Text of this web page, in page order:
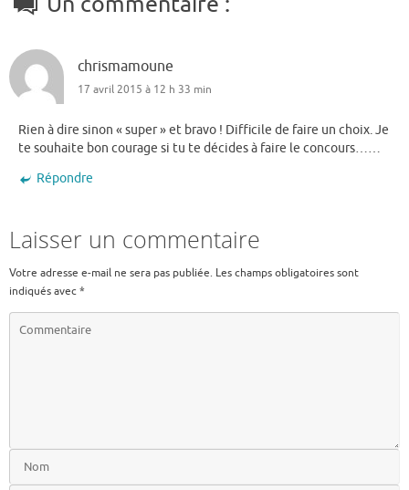
chrismamoune
17 avril 2015 à 12 h 33 min
Rien à dire sinon « super » et bravo ! Difficile de faire un choix. Je
te souhaite bon courage si tu te décides à faire le concours……
Répondre
Laisser un commentaire
Votre adresse e-mail ne sera pas publiée. Les champs obligatoires sont
indiqués avec*